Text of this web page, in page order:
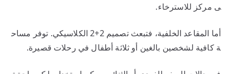
ى مركز للاسترخاء.
أما المقاعد الخلفية، فتبعث تصميم 2+2 الكلاسيكي. توفر مساح
ة كافية لشخصين بالغين أو ثلاثة أطفال في رحلات قصيرة.